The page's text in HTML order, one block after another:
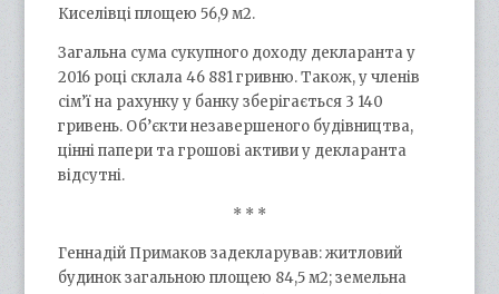
Киселівці площею 56,9 м2.
Загальна сума сукупного доходу декларанта у
2016 році склала 46 881 гривню. Також, у членів
сім’ї на рахунку у банку зберігається 3 140
гривень. Об’єкти незавершеного будівництва,
цінні папери та грошові активи у декларанта
відсутні.
* * *
Геннадій Примаков задекларував: житловий
будинок загальною площею 84,5 м2; земельна